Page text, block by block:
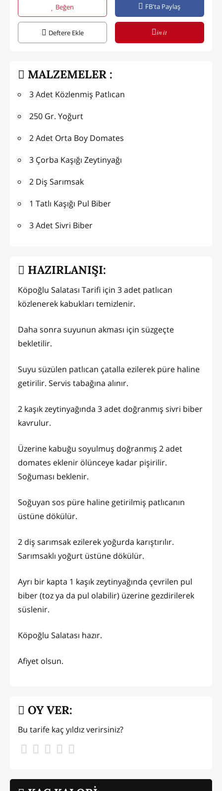
Beğen FB'ta Paylaş
Deftere Ekle in it
MALZEMELER :
3 Adet Közlenmiş Patlıcan
250 Gr. Yoğurt
2 Adet Orta Boy Domates
3 Çorba Kaşığı Zeytinyağı
2 Diş Sarımsak
1 Tatlı Kaşığı Pul Biber
3 Adet Sivri Biber
HAZIRLANIŞI:
Köpoğlu Salatası Tarifi için 3 adet patlıcan
közlenerek kabukları temizlenir.
Daha sonra suyunun akması için süzgeçte
bekletilir.
Suyu süzülen patlıcan çatalla ezilerek püre haline
getirilir. Servis tabağına alınır.
2 kaşık zeytinyağında 3 adet doğranmış sivri biber
kavrulur.
Üzerine kabuğu soyulmuş doğranmış 2 adet
domates eklenir ölünceye kadar pişirilir.
Soğuması beklenir.
Soğuyan sos püre haline getirilmiş patlıcanın
üstüne dökülür.
2 diş sarımsak ezilerek yoğurda karıştırılır.
Sarımsaklı yoğurt üstüne dökülür.
Ayrı bir kapta 1 kaşık zeytinyağında çevrilen pul
biber (toz ya da pul olabilir) üzerine gezdirilerek
süslenir.
Köpoğlu Salatası hazır.
Afiyet olsun.
OY VER:
Bu tarife kaç yıldız verirsiniz?